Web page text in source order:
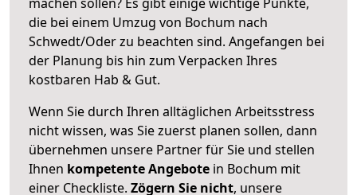
die bei einem Umzug von Bochum nach
Schwedt/Oder zu beachten sind. Angefangen bei
der Planung bis hin zum Verpacken Ihres
kostbaren Hab & Gut.
Wenn Sie durch Ihren alltäglichen Arbeitsstress
nicht wissen, was Sie zuerst planen sollen, dann
übernehmen unsere Partner für Sie und stellen
Ihnen kompetente Angebote in Bochum mit
einer Checkliste. Zögern Sie nicht, unsere